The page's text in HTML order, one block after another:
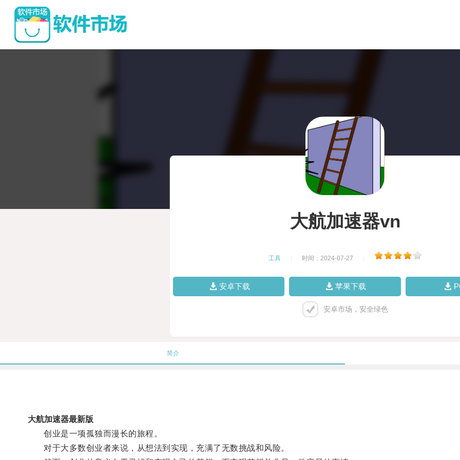
大航加速器vn
工具 时间：2024-07-27
安卓下载 苹果下载
安卓市场，安全绿色
简介
大航加速器最新版
创业是一项孤独而漫长的旅程。
对于大多数创业者来说，从想法到实现，充满了无数挑战和风险。